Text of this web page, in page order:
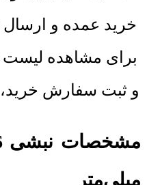
خرید عمده و
برای مشاهده
و ثبت سفارش خرید،
میلی‌متر